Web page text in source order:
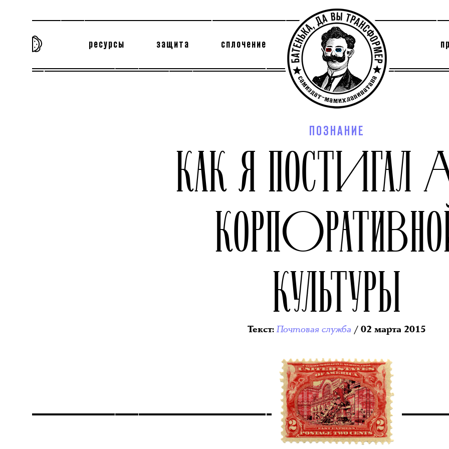
ресурсы защита сплочение
ПОЗНАНИЕ
КАК Я ПОСТИГАЛ
КУЛЬТУРЫ
Текст:Почтовая служба / 02 марта 2015